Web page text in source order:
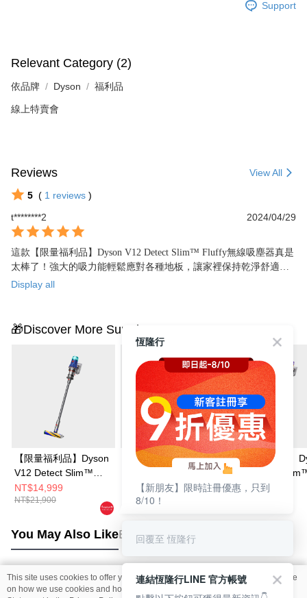
Support
Relevant Category (2)
依品牌 Dyson 福利品
線上特賣會
Reviews View All
5 ( 1 reviews )
t********2
2024/04/29
這款【限量福利品】Dyson V12 Detect Slim™ Fluffy無線吸塵器真是
太棒了！強大的吸力能輕鬆應對各種地板，讓家裡保持乾淨舒適！
想要一款實用又時尚的吸塵器，不要錯過這個機會！
Display all
🎁Discover More Surprises
【限量福利品】Dyson
V12 Detect Slim™
Fluffy 無線吸塵器
NT$14,999
NT$21,900
【限量福利品】Dyson
V12 Detect Slim™
Fluffy 無線吸塵器
NT$12,999
NT$21,900
【限量福利品】
V12 Detect
Total Clean 無線
NT$12,999
You May Also LikeBest Sellers
Popular Tags
This site uses cookies to offer you a better browsing experience. Find out more
on how we use cookies and how you can change your settings on the Cookie
恆隆行
【新朋友】限時註冊優惠，只到
8/10！
回覆至 恆隆行
連結恆隆行LINE 官方帳號